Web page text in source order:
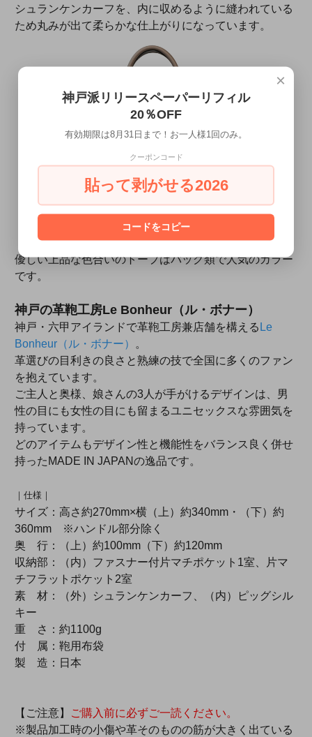
シュランケンカーフを、内に収めるように縫われている
ため丸みが出て柔らかな仕上がりになっています。
優しい上品な色合いのトープはバッグ類で人気のカラー
です。
神戸の革鞄工房Le Bonheur（ル・ボナー）
神戸・六甲アイランドで革鞄工房兼店舗を構える Le
Bonheur（ル・ボナー）
。
革選びの目利きの良さと熟練の技で全国に多くのファン
を抱えています。
ご主人と奥様、娘さんの3人が手がけるデザインは、男
性の目にも女性の目にも留まるユニセックスな雰囲気を
持っています。
どのアイテムもデザイン性と機能性をバランス良く併せ
持ったMADE IN JAPANの逸品です。
｜仕様｜
サイズ：高さ約270mm×横（上）約340mm・（下）約
360mm ※ハンドル部分除く
奥 行：（上）約100mm（下）約120mm
収納部：（内）ファスナー付片マチポケット1室、片マ
チフラットポケット2室
素 材：（外）シュランケンカーフ、（内）ピッグシル
キー
重 さ：約1100g
付 属：鞄用布袋
製 造：日本
【ご注意】
ご購入前に必ずご一読ください。
※製品加工時の小傷や革そのものの筋が大きく出ている
×
神戸派リリースペーパーリフィル
20％OFF
有効期限は8月31日まで！お一人様1回のみ。
クーポンコード
貼って剥がせる2026
コードをコピー